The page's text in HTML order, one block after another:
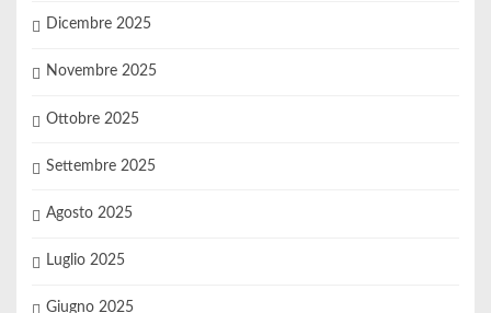
Dicembre 2025
Novembre 2025
Ottobre 2025
Settembre 2025
Agosto 2025
Luglio 2025
Giugno 2025